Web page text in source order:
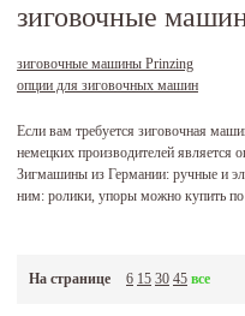
зиговочные
зиговочные машины Prinzing
опции для зиговочных машин
Если вам требуется зиговочная
немецких производителей является
Зигмашины из Германии: ручные и
ним: ролики, упоры можно купить по
На странице 6 15 30 45 все